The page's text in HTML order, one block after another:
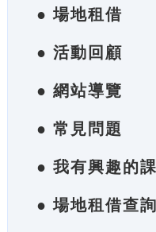
● 場地租借
● 活動回顧
● 網站導覽
● 常見問題
● 我有興趣的
● 場地租借查詢